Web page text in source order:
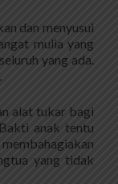
dan menyusui
mulia yang
yang ada.
alat tukar bagi
anak tentu
yang tidak